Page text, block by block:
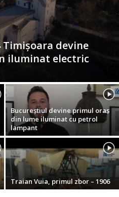
Timişoara devine
iluminat electric
Bucureştiul devine primul oraş
din lume iluminat cu petrol
lampant
Traian Vuia, primul zbor – 1906